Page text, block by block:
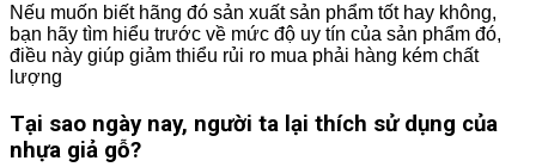
Nếu muốn biết hãng đó sản xuất sản phẩm tốt hay không,
bạn hãy tìm hiểu trước về mức độ uy tín của sản phẩm đó,
điều này giúp giảm thiểu rủi ro mua phải hàng kém chất
lượng
Tại sao ngày nay, người ta lại thích sử dụng của
nhựa giả gỗ?